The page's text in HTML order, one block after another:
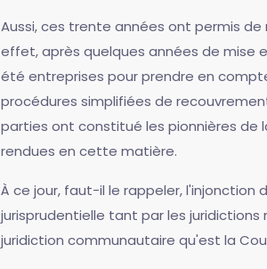
Aussi, ces trente années ont permis
effet, après quelques années de mise
été entreprises pour prendre en
procédures simplifiées de
parties ont constitué les pionnières
rendues en cette matière.
À ce jour, faut-il le rappeler,
jurisprudentielle tant par les
juridiction communautaire qu'est la